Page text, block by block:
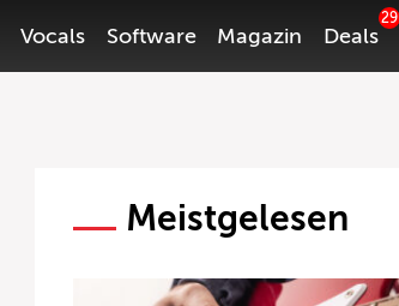
Vocals Software Magazin Deals
29
Meistgelesen